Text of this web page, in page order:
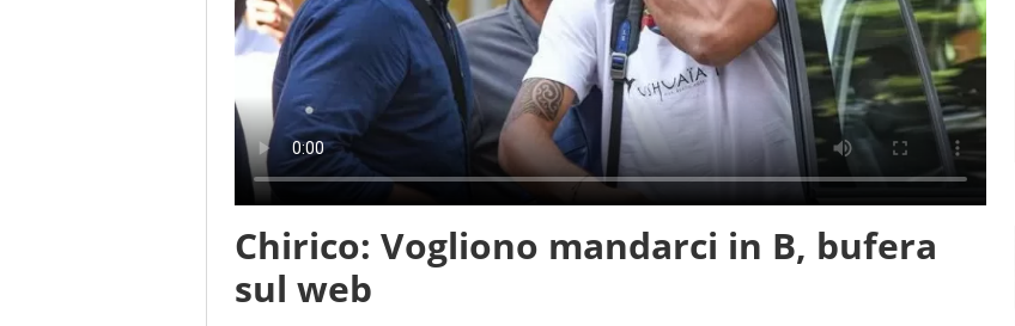
Chirico: Vogliono mandarci in B, bufera
sul web